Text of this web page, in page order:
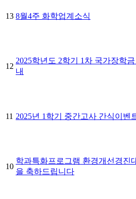
13 8월4주 화학업계소식
12
2025학년도 2학기 1차 국가장학
내
11 2025년 1학기 중간고사 간식이벤
10
학과특화프로그램 환경개선경진
을 축하드립니다